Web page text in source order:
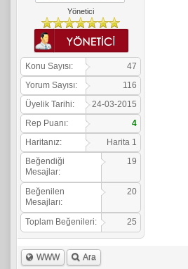
Yönetici
Konu Sayısı:
47
Yorum Sayısı:
116
Üyelik Tarihi:
24-03-2015
Rep Puanı:
4
Haritanız:
Harita 1
Beğendiği
Mesajlar:
19
Beğenilen
Mesajları:
20
Toplam Beğenileri: 25
WWW Ara